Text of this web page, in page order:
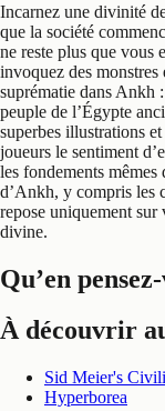
Incarnez une divinité
que la société
ne reste plus que vous
invoquez des monstres
suprématie dans Ankh
peuple de l’Égypte
superbes illustrations
joueurs le sentiment
les fondements mêmes
d’Ankh, y compris les
repose uniquement sur
divine.
Qu’en
À découvrir
Sid Meier's
Hyperborea